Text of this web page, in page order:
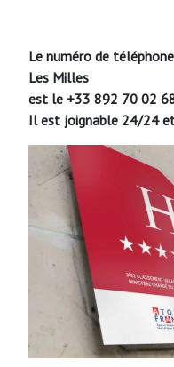
Le numéro de
Les Milles
est le +33 892 70 02
Il est joignable 24/24